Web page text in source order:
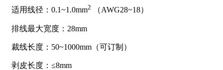
适用线径：0.1~1.0mm2 （AWG28~18）
排线最大宽度：28mm
裁线长度：50~1000mm（可订制）
剥皮长度：≤8mm